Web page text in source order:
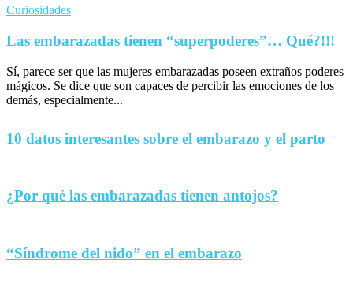
Curiosidades
Las embarazadas tienen “superpoderes”… Qué?!!!
Sí, parece ser que las mujeres embarazadas poseen extraños poderes
mágicos. Se dice que son capaces de percibir las emociones de los
demás, especialmente...
10 datos interesantes sobre el embarazo y el parto
¿Por qué las embarazadas tienen antojos?
“Síndrome del nido” en el embarazo